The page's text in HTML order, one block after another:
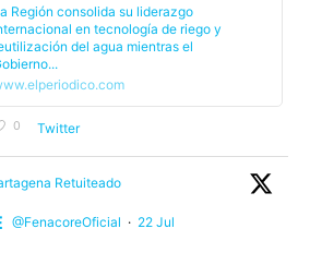
Región consolida su liderazgo
en tecnología de riego y
del agua mientras el
0 Twitter
Retuiteado
@FenacoreOficial · 22 Jul